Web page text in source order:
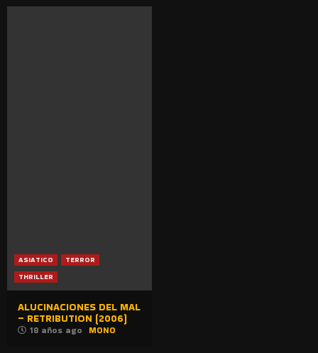
ASIATICO
TERROR
THRILLER
ALUCINACIONES DEL MAL
– RETRIBUTION (2006)
18 años ago MONO